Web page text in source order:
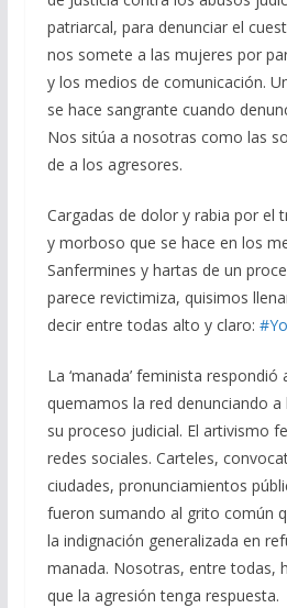
patriarcal, para denunciar el
nos somete a las mujeres por
y los medios de comunicación.
se hace sangrante cuando
Nos sitúa a nosotras como las
de a los agresores.
Cargadas de dolor y rabia por el
y morboso que se hace en los
Sanfermines y hartas de un
parece revictimiza, quisimos
decir entre todas alto y claro:
La ‘manada’ feminista
quemamos la red denunciando a
su proceso judicial. El artivismo
redes sociales. Carteles,
ciudades, pronunciamientos
fueron sumando al grito común
la indignación generalizada en
manada. Nosotras, entre todas,
que la agresión tenga respuesta.